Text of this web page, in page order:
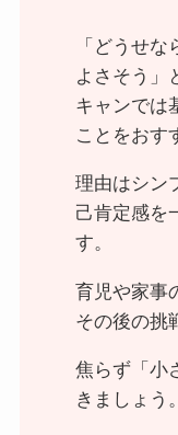
「どうせ
よさそう」
キャンでは
ことをおす
理由はシン
己肯定感を
す。
育児や家事
その後の挑
焦らず「小
きましょう。